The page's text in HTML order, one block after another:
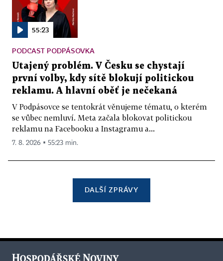
55:23
PODCAST PODPÁSOVKA
Utajený problém. V Česku se chystají
první volby, kdy sítě blokují politickou
reklamu. A hlavní oběť je nečekaná
V Podpásovce se tentokrát věnujeme tématu, o kterém
se vůbec nemluví. Meta začala blokovat politickou
reklamu na Facebooku a Instagramu a...
7. 8. 2026 ▪ 55:23 min.
DALŠÍ ZPRÁVY